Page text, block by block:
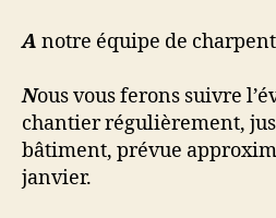
A notre équipe de
Nous vous ferons suivre
chantier régulièrement,
bâtiment, prévue
janvier.